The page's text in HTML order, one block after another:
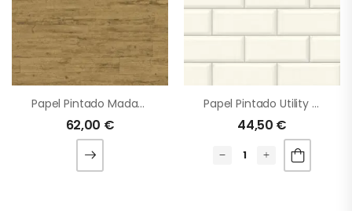
Papel Pintado Madagascar
62,00 €
Papel Pintado Utility 055
44,50 €